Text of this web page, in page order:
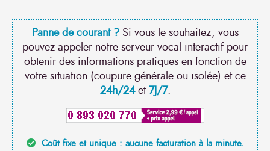
Panne de courant ?Si vous le souhaitez, vous
pouvez appeler notre serveur vocal interactif pour
obtenir des informations pratiques en fonction de
votre situation (coupure générale ou isolée) et ce
24h/24et7J/7.
Coût fixe et unique : aucune facturation à la minute.